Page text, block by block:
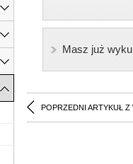
Masz już
POPRZEDNI ARTYKUŁ Z